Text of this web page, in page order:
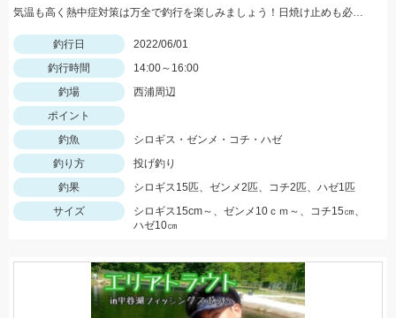
気温も高く熱中症対策は万全で釣行を楽しみましょう！日焼け止めも必須アイテムですよ！
釣行日
2022/06/01
釣行時間
14:00～16:00
釣場
西浦周辺
ポイント
釣魚
シロギス・ゼンメ・コチ・ハゼ
釣り方
投げ釣り
釣果
シロギス15匹、ゼンメ2匹、コチ2匹、ハゼ1匹
サイズ
シロギス15cm～、ゼンメ10ｃｍ～、コチ15㎝、
ハゼ10㎝